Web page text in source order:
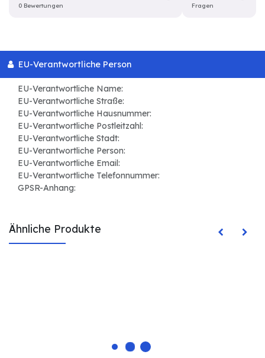
0 Bewertungen Fragen
EU-Verantwortliche Person
EU-Verantwortliche Name:
EU-Verantwortliche Straße:
EU-Verantwortliche Hausnummer:
EU-Verantwortliche Postleitzahl:
EU-Verantwortliche Stadt:
EU-Verantwortliche Person:
EU-Verantwortliche Email:
EU-Verantwortliche Telefonnummer:
GPSR-Anhang:
Ähnliche Produkte